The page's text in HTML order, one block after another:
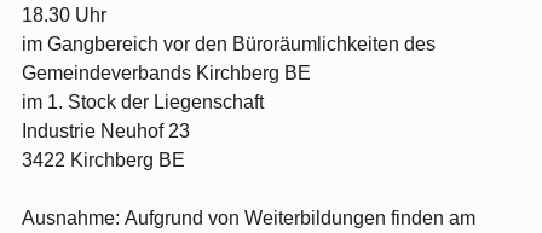
18.30 Uhr
im Gangbereich vor den Büroräumlichkeiten des
Gemeindeverbands Kirchberg BE
im 1. Stock der Liegenschaft
Industrie Neuhof 23
3422 Kirchberg BE
Ausnahme: Aufgrund von Weiterbildungen finden am